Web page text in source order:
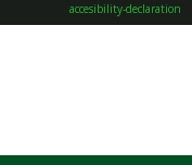
accesibility-declaration